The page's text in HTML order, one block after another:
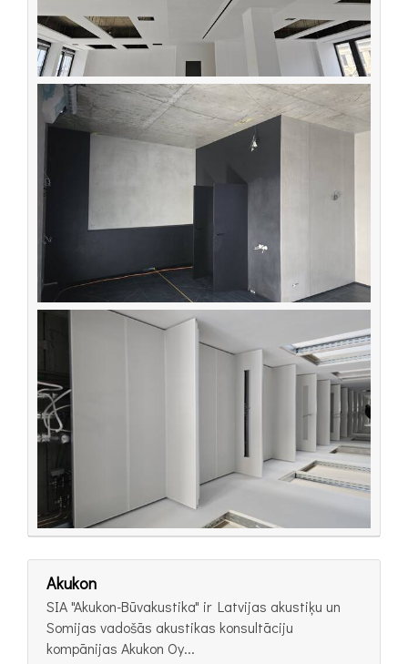
Akukon
SIA "Akukon-Būvakustika" ir Latvijas akustiķu un
Somijas vadošās akustikas konsultāciju
kompānijas Akukon Oy...